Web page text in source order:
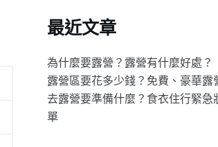
最近文章
為什麼要露營？露營有什麼好處？
露營區要花多少錢？免費、豪華露
去露營要準備什麼？食衣住行緊急
單